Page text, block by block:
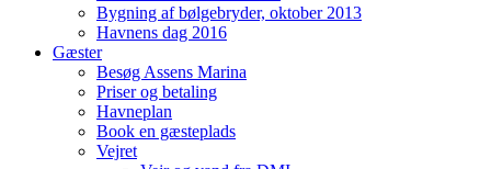
Bygning af bølgebryder, oktober 2013
Havnens dag 2016
Gæster
Besøg Assens Marina
Priser og betaling
Havneplan
Book en gæsteplads
Vejret